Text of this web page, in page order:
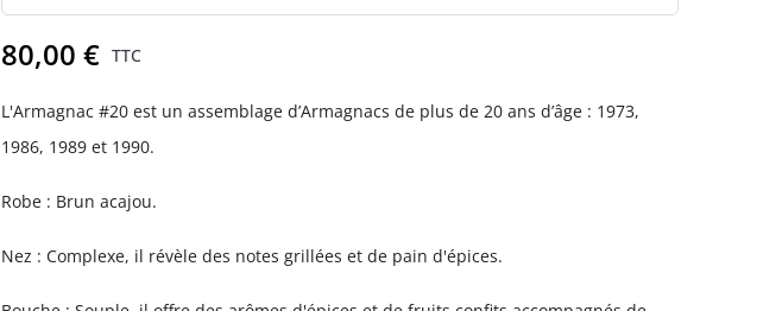
80,00 € TTC
L'Armagnac #20 est un assemblage d’Armagnacs de plus de 20 ans d’âge : 1973,
1986, 1989 et 1990.
Robe : Brun acajou.
Nez : Complexe, il révèle des notes grillées et de pain d'épices.